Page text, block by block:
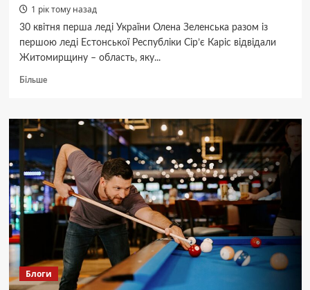
1 рік тому назад
30 квітня перша леді України Олена Зеленська разом із
першою леді Естонської Республіки Сір’є Каріс відвідали
Житомирщину – область, яку...
БільшеДокладніше
леді
Олена
Зеленська
разом
із
першою
леді
Естонської
Республіки
Сір’є
Каріс
відвідали
Житомирщину
Блоги